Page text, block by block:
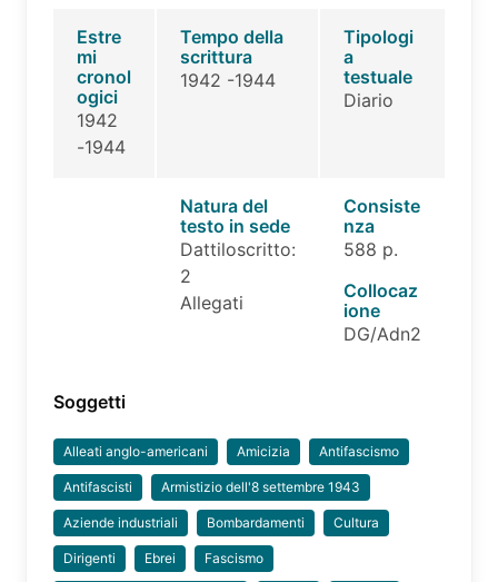
Estre
mi
cronol
ogici
1942
-1944
Tempo della
scrittura
1942 -1944
Tipologi
a
testuale
Diario
Natura del
testo in sede
Dattiloscritto:
2
Allegati
Consiste
nza
588 p.
Collocaz
ione
DG/Adn2
Soggetti
Alleati anglo-americani Amicizia Antifascismo
Antifascisti Armistizio dell'8 settembre 1943
Aziende industriali Bombardamenti Cultura
Dirigenti Ebrei Fascismo